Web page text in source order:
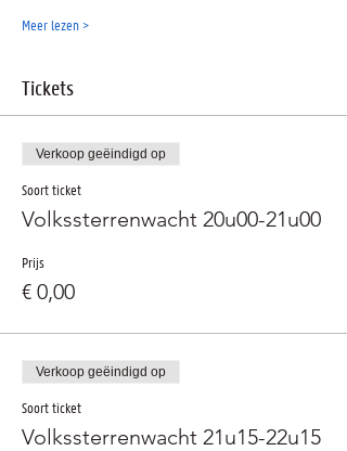
Meer lezen >
Tickets
Verkoop geëindigd op
Soort ticket
Volkssterrenwacht 20u00-21u00
Prijs
€ 0,00
Verkoop geëindigd op
Soort ticket
Volkssterrenwacht 21u15-22u15